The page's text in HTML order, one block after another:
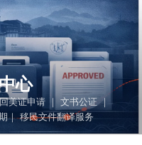
心
美证申请 ｜ 文书公证 ｜
｜ 移民文件翻译服务